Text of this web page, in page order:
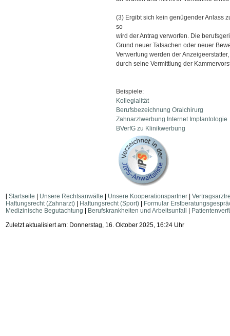
(3) Ergibt sich kein genügender Anlass
so
wird der Antrag verworfen. Die
Grund neuer Tatsachen oder neuer
Verwerfung werden der
durch seine Vermittlung der
Beispiele:
Kollegialität
Berufsbezeichnung Oralchirurg
Zahnarztwerbung Internet Implantologie
BVerfG zu Klinikwerbung
[Startseite Unsere Rechtsanwälte Unsere Kooperationspartner|
Haftungsrecht (Zahnarzt)| Haftungsrecht (Sport)|
Formular
Medizinische Begutachtung
Berufskrankheiten und Arbeitsunfall
Zuletzt aktualisiert am: Donnerstag, 16. Oktober 2025, 16:24 Uhr